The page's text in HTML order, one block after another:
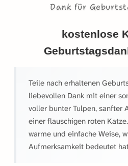
Dank für
kostenlose
Teile nach erhaltenen
liebevollen Dank mit einer
voller bunter Tulpen, sanfter
einer flauschigen roten
warme und einfache Weise,
Aufmerksamkeit bedeutet